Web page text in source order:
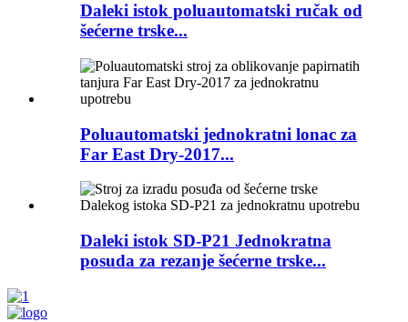
Daleki istok poluautomatski ručak od
šećerne trske...
Poluautomatski jednokratni lonac za
Far East Dry-2017...
Daleki istok SD-P21 Jednokratna
posuda za rezanje šećerne trske...